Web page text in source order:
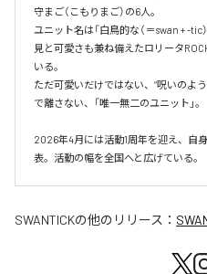
守まご（こもりまご）の6人。
ユニット名は「白鳥的な（＝swan + -
見と可愛さも兼ね備えたロリータ
いる。
ただ可愛いだけではない、“呪いのよ
で離さない、「唯一無二のユニット」。
2026年4月には活動1周年を迎え、自
表。活動の幅を全国へと広げている。
SWANTICKの他のリリース：